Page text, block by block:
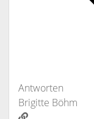
Antworten
Brigitte Böhm